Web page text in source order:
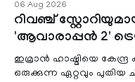
service providers to
unified payments
06 Aug 2026
റിവഞ്ച്
'ആവാരാപ്പൻ 2'
ഇമ്രാൻ ഹാഷ്മിയെ
ഒരുക്കുന്ന ഏറ്റവും പുതിയ